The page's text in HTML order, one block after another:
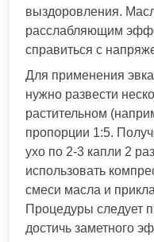
выздоровления.
расслабляющим
справиться с
Для применения
нужно развести
растительном
пропорции 1:5.
ухо по 2-3 капли 2
использовать
смеси масла и
Процедуры следует
достичь заметного